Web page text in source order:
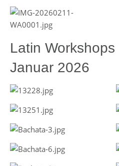
Latin Workshops
Januar 2026